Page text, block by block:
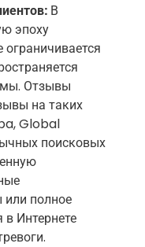
В
эпоху
Отзывы
на таких
Global
поисковых
полное
в Интернете